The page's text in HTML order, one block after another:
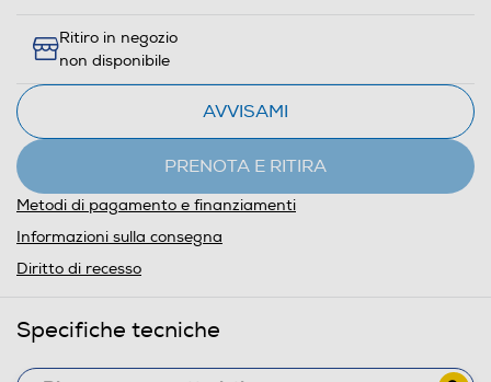
Ritiro in negozio
non disponibile
AVVISAMI
PRENOTA E RITIRA
Metodi di pagamento e finanziamenti
Informazioni sulla consegna
Diritto di recesso
Specifiche tecniche